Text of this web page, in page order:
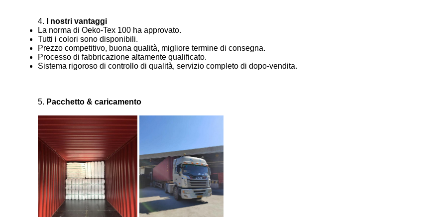
4.
I nostri vantaggi
La norma di Oeko-Tex 100 ha approvato.
Tutti i colori sono disponibili.
Prezzo competitivo, buona qualità, migliore termine di consegna.
Processo di fabbricazione altamente qualificato.
Sistema rigoroso di controllo di qualità, servizio completo di dopo-vendita.
5. Pacchetto & caricamento